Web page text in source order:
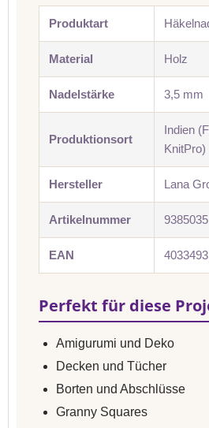
Produktart
Material Holz
Nadelstärke 3,5 mm
Produktionsort
Indien
KnitPro)
Hersteller Lana
Artikelnummer 9385035
EAN
Perfekt für diese
Amigurumi und Deko
Decken und Tücher
Borten und Abschlüsse
Granny Squares